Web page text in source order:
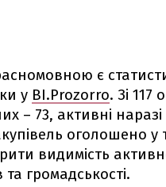
є
у BI.Prozorro. Зі
– 73, активні
оголошено у
видимість
та громадськості.